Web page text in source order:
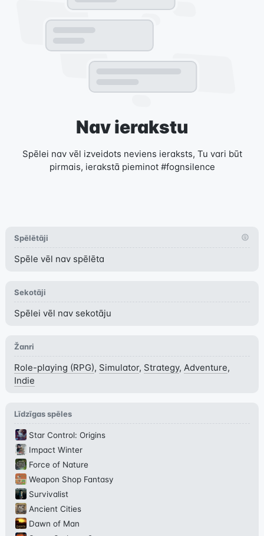
Nav ierakstu
Spēlei nav vēl izveidots neviens ieraksts, Tu vari būt
pirmais, ierakstā pieminot #fognsilence
Spēlētāji
Spēle vēl nav spēlēta
Sekotāji
Spēlei vēl nav sekotāju
Žanri
Role-playing (RPG), Simulator, Strategy, Adventure,
Indie
Līdzīgas spēles
Star Control: Origins
Impact Winter
Force of Nature
Weapon Shop Fantasy
Survivalist
Ancient Cities
Dawn of Man